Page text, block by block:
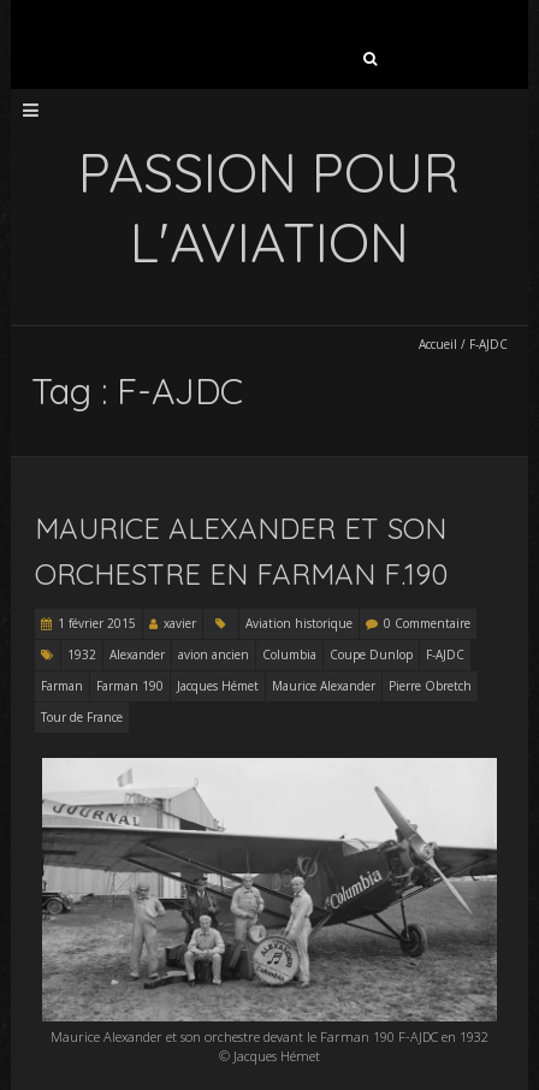
PASSION POUR
L'AVIATION
Accueil / F-AJDC
Tag : F-AJDC
MAURICE ALEXANDER ET SON
ORCHESTRE EN FARMAN F.190
1 février 2015 xavier Aviation historique
0 Commentaire
1932
Alexander avion ancien Columbia Coupe Dunlop
F-AJDC
Farman
Farman 190 Jacques Hémet Maurice Alexander
Pierre Obretch
Tour de France
Maurice Alexander et son orchestre devant le Farman 190 F-AJDC en 1932
© Jacques Hémet